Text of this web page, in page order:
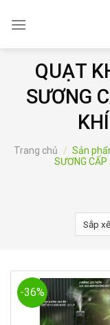
QUẠT
SƯƠNG
Trang chủ / Sản
SƯƠNG CẤP
-36%